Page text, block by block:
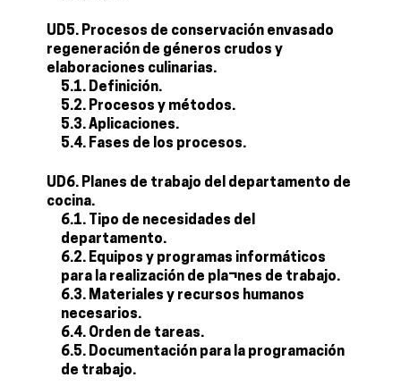
UD5. Procesos de conservación envasado
regeneración de géneros crudos y
elaboraciones culinarias.
5.1. Definición.
5.2. Procesos y métodos.
5.3. Aplicaciones.
5.4. Fases de los procesos.
UD6. Planes de trabajo del departamento de
cocina.
6.1. Tipo de necesidades del
departamento.
6.2. Equipos y programas informáticos
para la realización de pla¬nes de trabajo.
6.3. Materiales y recursos humanos
necesarios.
6.4. Orden de tareas.
6.5. Documentación para la programación
de trabajo.